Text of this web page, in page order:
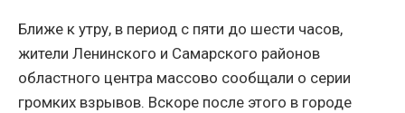
Ближе к утру, в период с пяти до шести часов,
жители Ленинского и Самарского районов
областного центра массово сообщали о серии
громких взрывов. Вскоре после этого в городе